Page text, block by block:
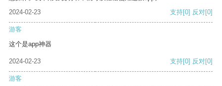
2024-02-23
支持[0] 反对[0]
游客
这个是app神器
2024-02-23 支持[0] 反对[0]
游客